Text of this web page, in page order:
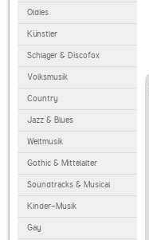
Oldies
Künstler
Schlager & Discofox
Volksmusik
Country
Jazz & Blues
Weltmusik
Gothic & Mittelalter
Soundtracks & Musical
Kinder-Musik
Gay